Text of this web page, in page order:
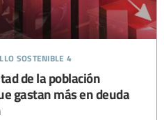
sostenible 4
de la población
gastan más en deuda